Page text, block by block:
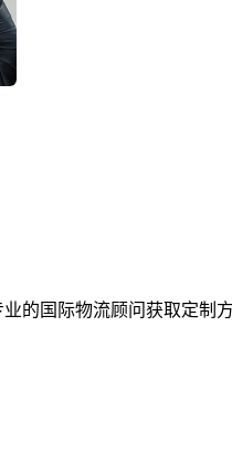
国际物流顾问获取定制